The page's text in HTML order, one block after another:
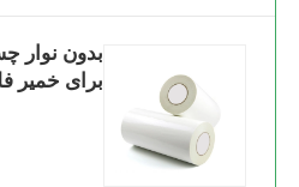
بدون
برای خمیر